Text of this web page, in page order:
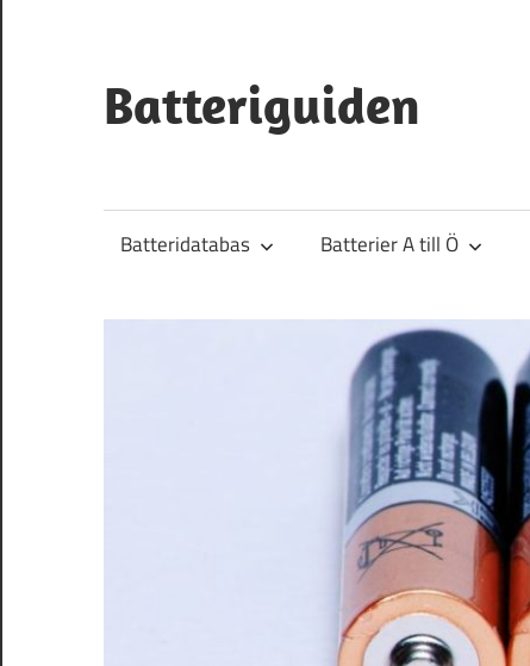
innehåll
Batteriguiden
Batteridatabas Batterier A till Ö